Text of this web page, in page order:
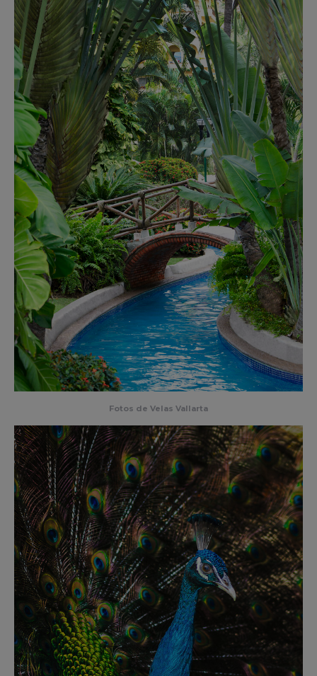
Fotos de Velas Vallarta